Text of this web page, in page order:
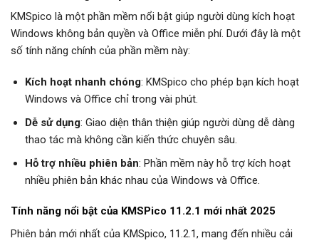
KMSpico là một phần mềm nổi bật giúp người dùng kích hoạt
Windows không bản quyền và Office miễn phí. Dưới đây là một
số tính năng chính của phần mềm này:
Kích hoạt nhanh chóng: KMSpico cho phép bạn kích hoạt
Windows và Office chỉ trong vài phút.
Dễ sử dụng: Giao diện thân thiện giúp người dùng dễ dàng
thao tác mà không cần kiến thức chuyên sâu.
Hỗ trợ nhiều phiên bản: Phần mềm này hỗ trợ kích hoạt
nhiều phiên bản khác nhau của Windows và Office.
Tính năng nổi bật của KMSPico 11.2.1 mới nhất 2025
Phiên bản mới nhất của KMSpico, 11.2.1, mang đến nhiều cải